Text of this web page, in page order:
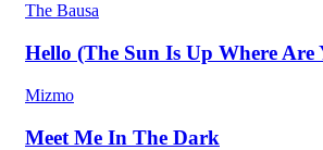
The Bausa
Hello (The Sun Is Up Where Are
Mizmo
Meet Me In The Dark